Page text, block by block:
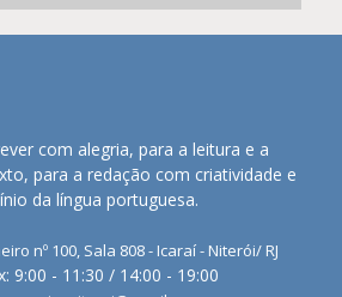
com alegria, para a leitura e a
para a redação com criatividade e
da língua portuguesa.
nº 100, Sala 808 - Icaraí - Niterói/ RJ
9:00 - 11:30 / 14:00 - 19:00